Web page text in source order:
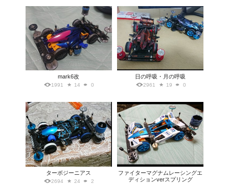
mark6改
1991 14 0
日の呼吸・月の呼吸
2961 19 0
ターボジーニアス
2694 24 2
ファイターマグナムレーシングエ
ディションverスプリング